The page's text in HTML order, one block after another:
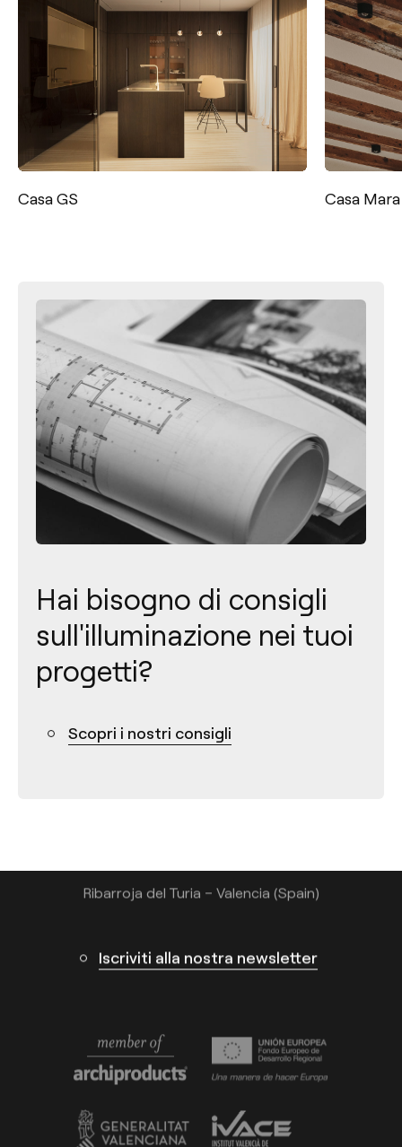
Casa Mara Casa Hula
Hai bisogno di consigli
sull'illuminazione nei tuoi
progetti?
Scopri i nostri consigli
Tel.: +34 961 667 207
Ribarroja del Turia – Valencia (Spain)
Iscriviti alla nostra newsletter